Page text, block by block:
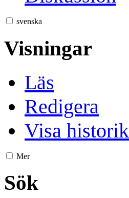
svenska
Visningar
Läs
Redigera
Visa historik
Mer
Sök